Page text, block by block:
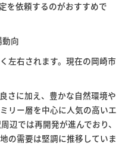
を依頼するのがおすすめで
動向
左右されます。現在の岡崎市
さに加え、豊かな自然環境や
リー層を中心に人気の高いエ
辺では再開発が進んでおり、
の需要は堅調に推移していま